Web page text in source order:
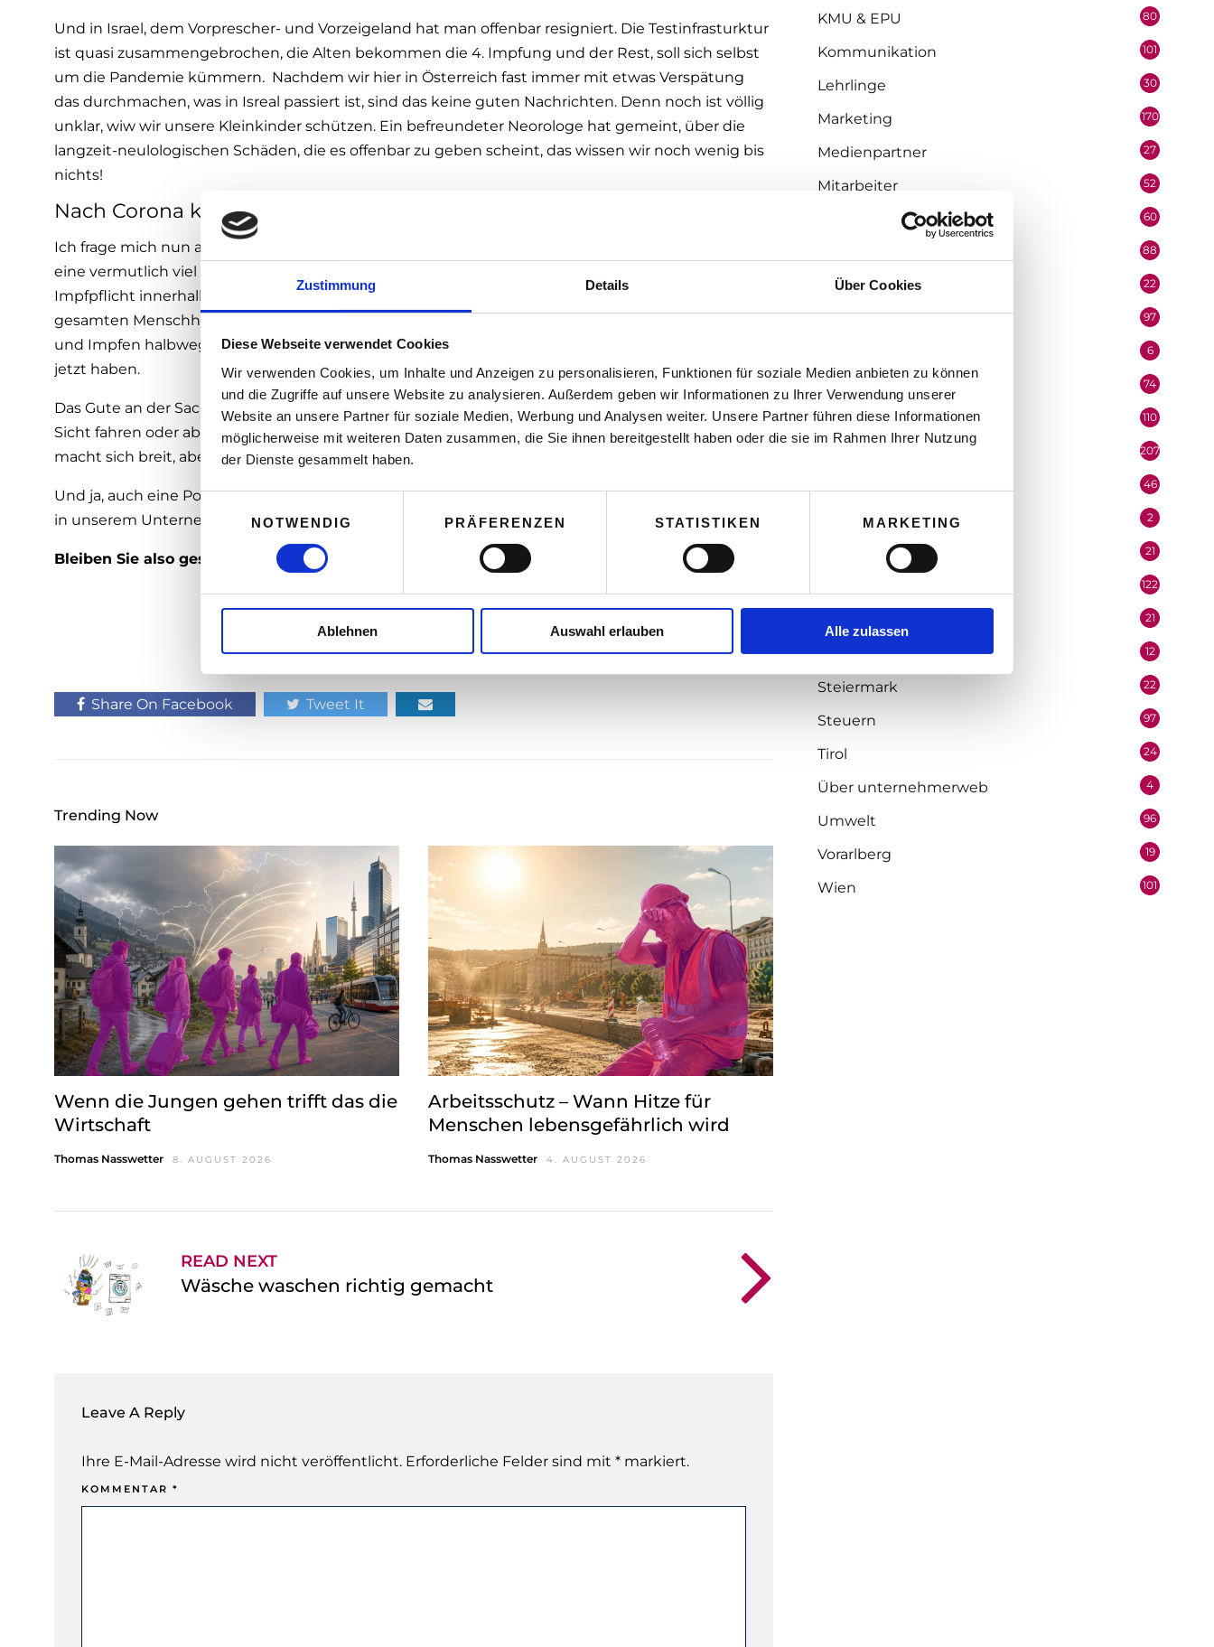
Zustimmung Details Über Cookies
Diese Webseite verwendet Cookies
Wir verwenden Cookies, um Inhalte und Anzeigen zu personalisieren, Funktionen für soziale Medien anbieten zu können
und die Zugriffe auf unsere Website zu analysieren. Außerdem geben wir Informationen zu Ihrer Verwendung unserer
Website an unsere Partner für soziale Medien, Werbung und Analysen weiter. Unsere Partner führen diese Informationen
möglicherweise mit weiteren Daten zusammen, die Sie ihnen bereitgestellt haben oder die sie im Rahmen Ihrer Nutzung
der Dienste gesammelt haben.
E
i
w
g
u
n
w
h
NOTWENDIG PRÄFERENZEN STATISTIKEN MARKETING
Ablehnen Auswahl erlauben Alle zulassen
Und in Israel, dem Vorprescher- und Vorzeigeland hat man offenbar resigniert. Die Testinfrasturktur
ist quasi zusammengebrochen, die Alten bekommen die 4. Impfung und der Rest, soll sich selbst
um die Pandemie kümmern. Nachdem wir hier in Österreich fast immer mit etwas Verspätung
das durchmachen, was in Isreal passiert ist, sind das keine guten Nachrichten. Denn noch ist völlig
unklar, wiw wir unsere Kleinkinder schützen. Ein befreundeter Neorologe hat gemeint, über die
langzeit-neulologischen Schäden, die es offenbar zu geben scheint, das wissen wir noch wenig bis
nichts!
Nach Corona kommt der Klimawandel
Ich frage mich nun an dieser Stelle, wie sollen wir das mit dem Klimawandel hinbekommen, der
eine vermutlich viel größere Bedrohung darstellt, wenn wir nicht einmal in der Lage sind, eine
Impfpflicht innerhalb von 10-12 Wochen auf die Beine zu stellen. Die Änderung des Lebensstils der
gesamten Menschheit ist um einiges schwieriger durchzusetzen als ein Virus mit Maskentragen
und Impfen halbwegs im Schach zu halten. Es braucht wohl andere Politiker dazu als die, die wir
jetzt haben.
Das Gute an der Sache ist, jetzt wissen wir Bescheid und jetzt müssen wir, jeder persönlich auf
Sicht fahren oder aber einfach ein paar Regeln beachten und umsetzen. Eine neue Normalität
macht sich breit, aber eine andere als es uns die Message Control versprochen hat.
Und ja, auch eine Portion Glück gehört dazu. So oder so ähnlich ist es doch schon immer gewesen
in unserem Unternehmer:innen Alltag.
Bleiben Sie also gesund und unternehmerisch.
Share On Facebook Tweet It
Trending Now
Wenn die Jungen gehen trifft das die
Wirtschaft
Thomas Nasswetter 8. AUGUST 2026
Arbeitsschutz – Wann Hitze für
Menschen lebensgefährlich wird
Thomas Nasswetter 4. AUGUST 2026
READ NEXT
Wäsche waschen richtig gemacht
Leave A Reply
Ihre E-Mail-Adresse wird nicht veröffentlicht. Erforderliche Felder sind mit * markiert.
KOMMENTAR *
KMU & EPU 80
Kommunikation 101
Lehrlinge 30
Marketing 170
Medienpartner 27
Mitarbeiter 52
Mobilität & Logistik 60
88
Oberösterreich 22
Organisation 97
6
Podcast 74
Politik 110
207
Recht 46
Redaktion 2
21
122
21
Statistik 12
Steiermark 22
Steuern 97
Tirol 24
Über unternehmerweb 4
Umwelt 96
Vorarlberg 19
Wien 101